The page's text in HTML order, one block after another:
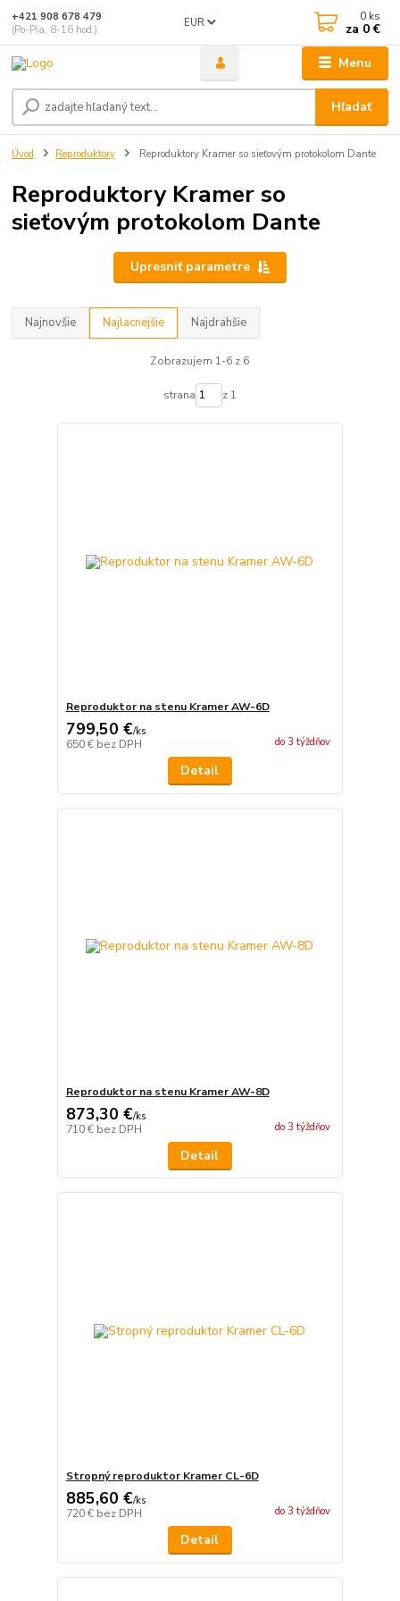
Menu
EUR
Hľadať
+421 908 678 479
(Po-Pia, 8-16 hod.)
0 ks
za 0 €
Úvod Reproduktory Reproduktory Kramer so sieťovým protokolom Dante
Reproduktory Kramer so
sieťovým protokolom Dante
Upresniť parametre
Najnovšie Najlacnejšie Najdrahšie
Zobrazujem 1-6 z 6
strana z 1
Reproduktor na stenu Kramer AW-6D
799,50 €/ks
650 € bez DPH do 3 týždňov
Detail
Reproduktor na stenu Kramer AW-8D
873,30 €/ks
710 € bez DPH do 3 týždňov
Detail
Stropný reproduktor Kramer CL-6D
885,60 €/ks
720 € bez DPH do 3 týždňov
Detail